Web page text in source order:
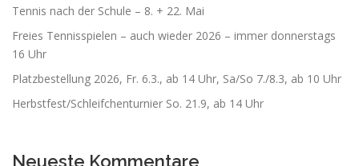
Tennis nach der Schule – 8. + 22. Mai
Freies Tennisspielen – auch wieder 2026 – immer donnerstags
16 Uhr
Platzbestellung 2026, Fr. 6.3., ab 14 Uhr, Sa/So 7./8.3, ab 10 Uhr
Herbstfest/Schleifchenturnier So. 21.9, ab 14 Uhr
Neueste Kommentare